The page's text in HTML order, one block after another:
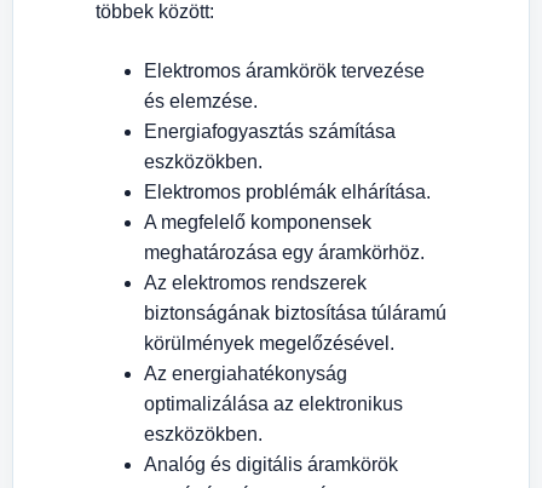
többek között:
Elektromos áramkörök tervezése
és elemzése.
Energiafogyasztás számítása
eszközökben.
Elektromos problémák elhárítása.
A megfelelő komponensek
meghatározása egy áramkörhöz.
Az elektromos rendszerek
biztonságának biztosítása túláramú
körülmények megelőzésével.
Az energiahatékonyság
optimalizálása az elektronikus
eszközökben.
Analóg és digitális áramkörök